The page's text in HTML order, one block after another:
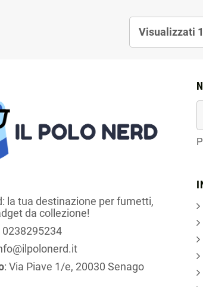
Visualizzati
la tua destinazione per fumetti,
da collezione!
0238295234
: Via Piave 1/e, 20030 Senago